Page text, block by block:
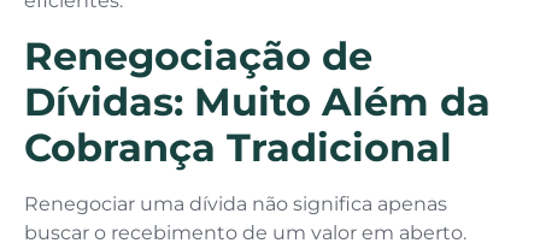
Renegociação de
Dívidas: Muito Além da
Cobrança Tradicional
Renegociar uma dívida não significa apenas
buscar o recebimento de um valor em aberto.